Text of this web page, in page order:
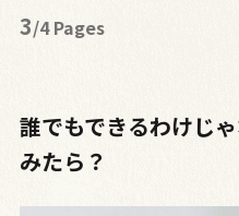
3/4 Pages
誰でもできるわけじ
みたら？